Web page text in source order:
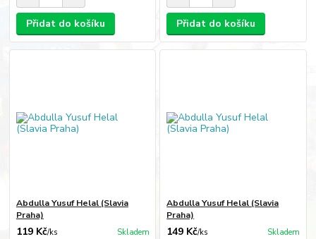
Přidat do košíku Přidat do košíku
Abdulla Yusuf Helal (Slavia
Praha)
119 Kč/ks Skladem
Abdulla Yusuf Helal (Slavia
Praha)
149 Kč/ks Skladem